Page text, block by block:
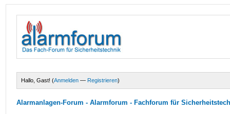
Hallo, Gast! (Anmelden — Registrieren)
Alarmanlagen-Forum - Alarmforum - Fachforum für